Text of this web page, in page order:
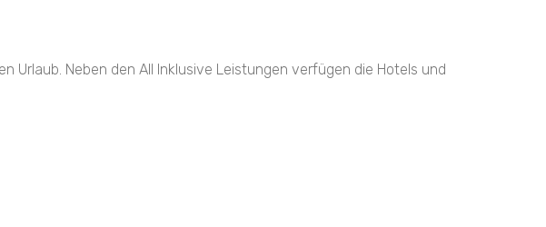
Urlaub. Neben den All Inklusive Leistungen verfügen die Hotels und